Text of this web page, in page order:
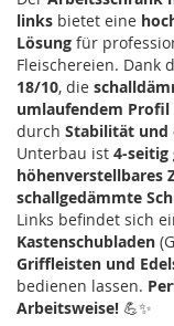
links bietet eine
Lösung für
Fleischereien. Dank
18/10, die
umlaufendem
durch Stabilität und
Unterbau ist 4-seitig
höhenverstellbares
schallgedämmte
Links befindet sich
Kastenschubladen
Griffleisten und
bedienen lassen.
Arbeitsweise! 💪✨